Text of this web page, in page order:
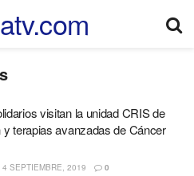
visitan la unidad CRIS de
y terapias avanzadas de Cáncer
4 SEPTIEMBRE, 2019 0